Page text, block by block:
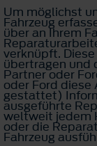
Um möglichst
Fahrzeug
über an Ihrem
verknüpft.
übertragen und
Partner oder
oder Ford diese
gestattet)
ausgeführte
weltweit jedem
oder die
Fahrzeug